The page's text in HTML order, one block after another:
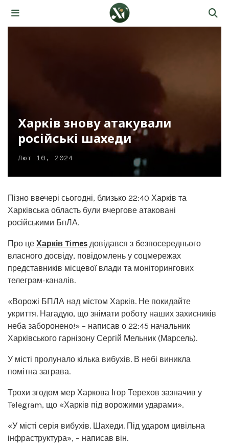
Харків знову атакували
російські шахеди
Лют 10, 2024
Пізно ввечері сьогодні, близько 22:40 Харків та
Харківська область були вчергове атаковані
російськими БпЛА.
Про це Харків Times довідався з безпосереднього
власного досвіду, повідомлень у соцмережах
представників місцевої влади та моніторингових
телеграм-каналів.
«Ворожі БПЛА над містом Харків. Не покидайте
укриття. Нагадую, що знімати роботу наших захисників
неба заборонено!» – написав о 22:45 начальник
Харківського гарнізону Сергій Мельник (Марсель).
У місті пролунало кілька вибухів. В небі виникла
помітна заграва.
Трохи згодом мер Харкова Ігор Терехов зазначив у
Telegram, що «Харків під ворожими ударами».
«У місті серія вибухів. Шахеди. Під ударом цивільна
інфраструктура», – написав він.